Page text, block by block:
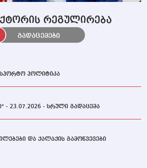
პოლიტიკა
- 23.07.2026 - სრული გადაცემა
და ქალაქის გამოწვევები
რეგულირება
გადაცემები